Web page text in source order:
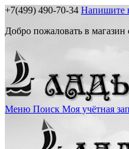
+7(499) 490-70-34 Напишите
Добро пожаловать в
Меню Поиск Моя учётная